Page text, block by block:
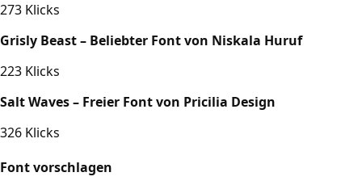
273 Klicks
Grisly Beast – Beliebter Font von Niskala Huruf
223 Klicks
Salt Waves – Freier Font von Pricilia Design
326 Klicks
Font vorschlagen